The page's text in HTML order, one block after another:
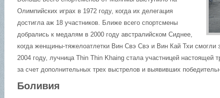
Олимпийских играх в 1972 году, когда их делегация
достигла аж 18 участников. Ближе всего спортсмены
добрались к медалям в 2000 году австралийском Сиднее,
когда женщины-тяжелоатлетки Вин Свэ Свэ и Вин Кай Тхи смогли
2004 году, лучница Thin Thin Khaing стала участницей настоящей
за счет дополнительных трех выстрелов и выявивших
Боливия